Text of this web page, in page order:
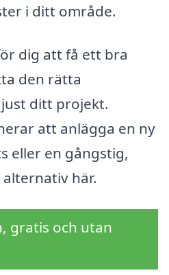
i ditt område.
dig att få ett bra
den rätta
ditt projekt.
att anlägga en ny
eller en gångstig,
här.
gratis och utan